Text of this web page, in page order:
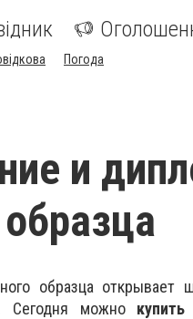
Погода
и
образца открывает
Сегодня можно